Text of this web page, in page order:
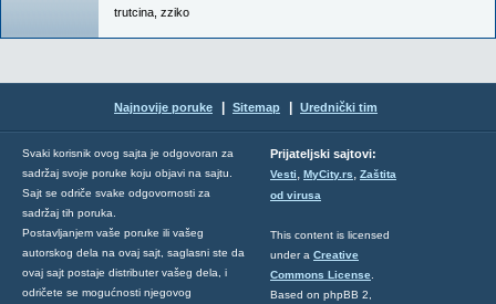
trutcina zziko
Najnovije poruke Sitemap Urednički tim
Svaki korisnik ovog sajta je odgovoran za
sadržaj svoje poruke koju objavi na sajtu.
Sajt se odriče svake odgovornosti za
sadržaj tih poruka.
Postavljanjem vaše poruke ili vašeg
autorskog dela na ovaj sajt, saglasni ste da
ovaj sajt postaje distributer vašeg dela, i
odričete se mogućnosti njegovog
Prijateljski sajtovi:
Vesti, MyCity.rs, Zaštita
od virusa
This content is licensed
under a Creative
Commons License
Based on phpBB 2,